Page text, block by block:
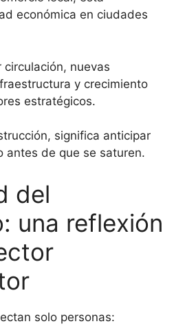
económica en ciudades
circulación, nuevas
y crecimiento
estratégicos.
significa anticipar
antes de que se saturen.
del
una reflexión
solo personas: